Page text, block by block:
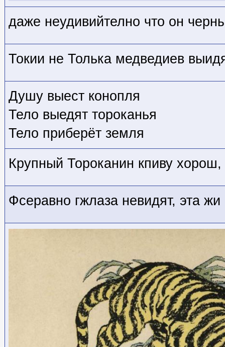
даже неудивийтелно что он
Токии не Толька медведиев
Душу выест конопля
Тело выедят тороканья
Тело приберёт земля
Крупный Тороканин кпиву
Фсеравно гжлаза невидят, эта жи